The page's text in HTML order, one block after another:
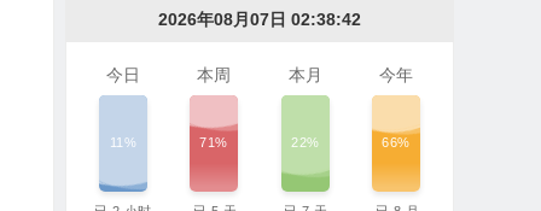
2026年08月07日 02:38:42
今日
11%
本周
71%
本月
22%
今年
66%